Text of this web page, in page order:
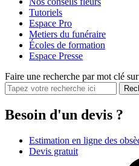
Tutoriels
Espace Pro
Metiers du funéraire
Écoles de formation
Espace Presse
Faire une recherche par mot clé
Besoin d'un devis ?
Estimation en ligne des
Devis gratuit